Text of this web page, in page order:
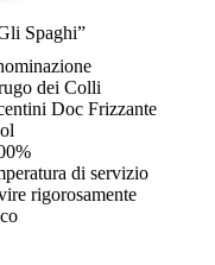
Spaghi”
dei Colli
Doc Frizzante
di servizio
rigorosamente